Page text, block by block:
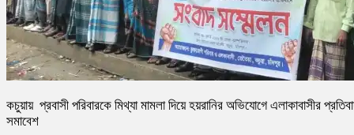
কচুয়ায় প্রবাসী পরিবারকে মিথ্যা মামলা দিয়ে হয়রানির অভিযোগে এলাকাবাসীর
সমাবেশ